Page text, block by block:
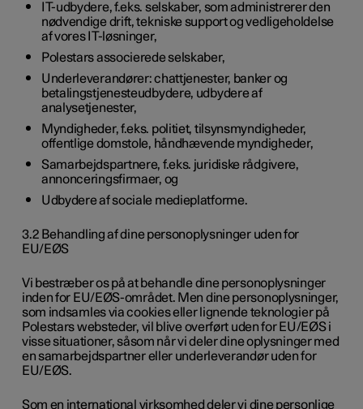
IT-udbydere, f.eks. selskaber, som administrerer den
nødvendige drift, tekniske support og vedligeholdelse
af vores IT-løsninger,
Polestars associerede selskaber,
Underleverandører: chattjenester, banker og
betalingstjenesteudbydere, udbydere af
analysetjenester,
Myndigheder, f.eks. politiet, tilsynsmyndigheder,
offentlige domstole, håndhævende myndigheder,
Samarbejdspartnere, f.eks. juridiske rådgivere,
annonceringsfirmaer, og
Udbydere af sociale medieplatforme.
3.2 Behandling af dine personoplysninger uden for
EU/EØS
Vi bestræber os på at behandle dine personoplysninger
inden for EU/EØS-området. Men dine personoplysninger,
som indsamles via cookies eller lignende teknologier på
Polestars websteder, vil blive overført uden for EU/EØS i
visse situationer, såsom når vi deler dine oplysninger med
en samarbejdspartner eller underleverandør uden for
EU/EØS.
Som en international virksomhed deler vi dine personlige